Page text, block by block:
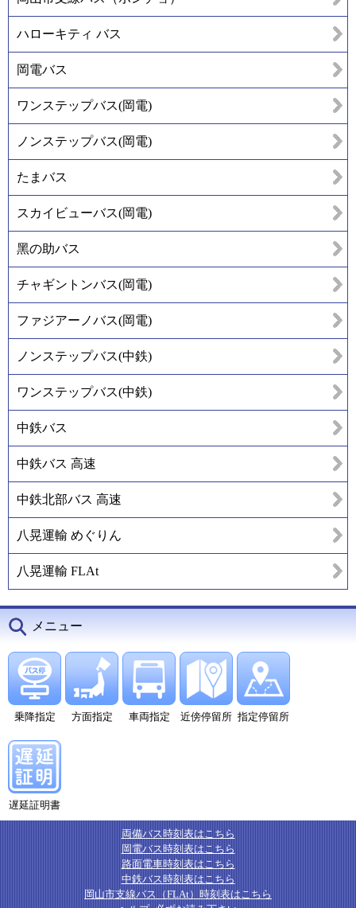
ハローキティ バス
岡電バス
ワンステップバス(岡電)
ノンステップバス(岡電)
たまバス
スカイビューバス(岡電)
黑の助バス
チャギントンバス(岡電)
ファジアーノバス(岡電)
ノンステップバス(中鉄)
ワンステップバス(中鉄)
中鉄バス
中鉄バス 高速
中鉄北部バス 高速
八晃運輸 めぐりん
八晃運輸 FLAt
メニュー
乗降指定 方面指定 車両指定 近傍停留所 指定停留所
遅延証明書
両備バス時刻表はこちら
岡電バス時刻表はこちら
路面電車時刻表はこちら
中鉄バス時刻表はこちら
岡山市支線バス（FLAt）時刻表はこちら